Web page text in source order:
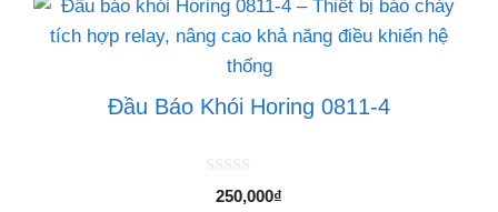
Đầu Báo Khói Horing 0811-4
250,000₫